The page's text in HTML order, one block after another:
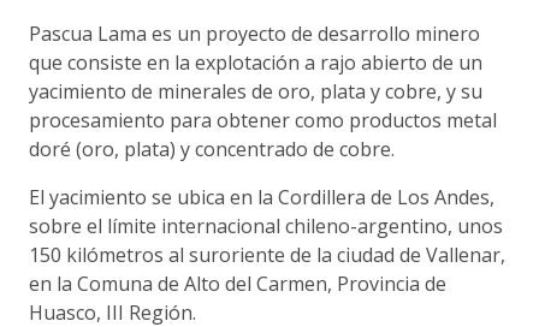
Pascua Lama es un proyecto de desarrollo minero
que consiste en la explotación a rajo abierto de un
yacimiento de minerales de oro, plata y cobre, y su
procesamiento para obtener como productos metal
doré (oro, plata) y concentrado de cobre.
El yacimiento se ubica en la Cordillera de Los Andes,
sobre el límite internacional chileno-argentino, unos
150 kilómetros al suroriente de la ciudad de Vallenar,
en la Comuna de Alto del Carmen, Provincia de
Huasco, III Región.